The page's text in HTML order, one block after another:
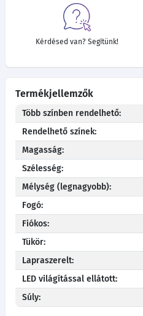
Kérdésed van? Segítünk!
Termékjellemzők
Több színben rendelhető:
Rendelhető színek:
Magasság:
Szélesség:
Mélység (legnagyobb):
Fogó:
Fiókos:
Tükör:
Lapraszerelt:
LED világítással ellátott:
Súly: